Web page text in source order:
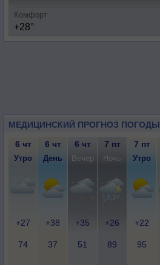
Комфорт
+28°
МЕДИЦИНСКИЙ ПРОГНОЗ ПОГОДЫ
6 чт 6 чт 6 чт 7 пт 7 пт
Утро День Вечер Ночь Утро
+27 +38 +35 +26 +22
74 37 51 89 95